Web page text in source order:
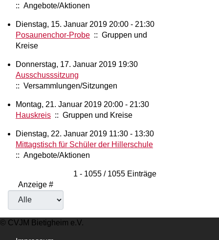
:: Angebote/Aktionen
Dienstag, 15. Januar 2019 20:00 - 21:30
Posaunenchor-Probe :: Gruppen und
Kreise
Donnerstag, 17. Januar 2019 19:30
Ausschusssitzung
:: Versammlungen/Sitzungen
Montag, 21. Januar 2019 20:00 - 21:30
Hauskreis :: Gruppen und Kreise
Dienstag, 22. Januar 2019 11:30 - 13:30
Mittagstisch für Schüler der Hillerschule
:: Angebote/Aktionen
Limite der Paginierungsliste1 - 1055 / 1055 Einträge
Anzeige #
© CVJM Bietigheim e.V.